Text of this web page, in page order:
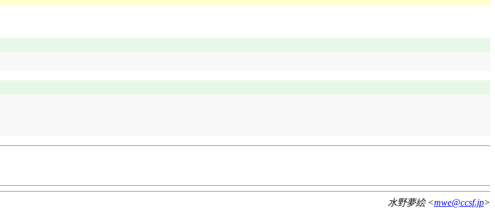
水野夢絵 <mwe@ccsf.jp>